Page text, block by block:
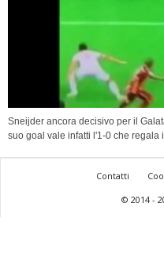
Sneijder ancora decisivo per il
suo goal vale infatti l'1-0 che regala
Contatti
© 2014 -